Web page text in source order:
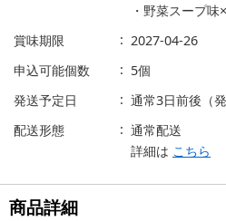
・野菜スープ味
賞味期限
2027-04-26
申込可能個数
5個
発送予定日
通常3日前後（
配送形態
通常配送
詳細は こちら
商品詳細